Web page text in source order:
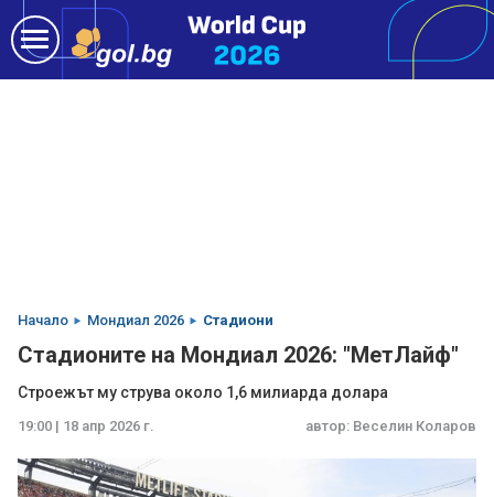
Начало Мондиал 2026 Стадиони
Стадионите на Мондиал 2026: "МетЛайф"
Строежът му струва около 1,6 милиарда долара
19:00 | 18 апр 2026 г. автор: Веселин Коларов